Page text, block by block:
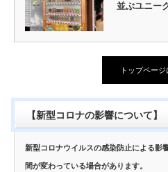
並ぶユニー
トップページ
【新型コロナの影響について】
新型コロナウイルスの感染防止による影
間が変わっている場合があります。